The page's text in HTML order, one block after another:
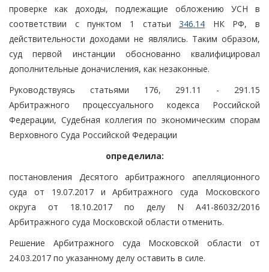
проверке как доходы, подлежащие обложению УСН в
соответствии с пунктом 1 статьи346.14 НК РФ, в
действительности доходами не являлись. Таким образом,
суд первой инстанции обоснованно квалифицировал
дополнительные доначисления, как незаконные.
Руководствуясь статьями 176, 291.11 - 291.15
Арбитражного процессуального кодекса Российской
Федерации, Судебная коллегия по экономическим спорам
Верховного Суда Российской Федерации
определила:
постановления Десятого арбитражного апелляционного
суда от 19.07.2017 и Арбитражного суда Московского
округа от 18.10.2017 по делу N А41-86032/2016
Арбитражного суда Московской области отменить.
Решение Арбитражного суда Московской области от
24.03.2017 по указанному делу оставить в силе.